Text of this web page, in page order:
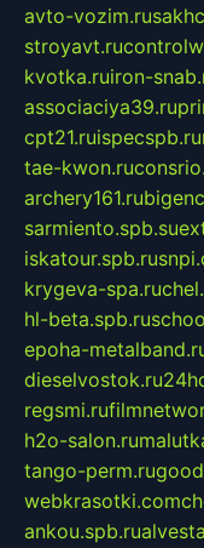
avto-vozim.ru
stroyavt.ru
kvotka.ruiron-
associaciya39.ru
cpt21.ruispecspb.ru
tae-kwon.ru
archery161.ru
sarmiento.spb.su
iskatour.spb.ru
krygeva-spa.ru
hl-beta.spb.ru
epoha-
dieselvostok.ru
regsmi.ru
h2o-salon.ru
tango-perm.ru
webkrasotki.com
ankou.spb.ru